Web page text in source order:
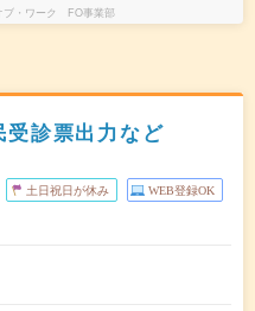
ブ・ワーク FO事業部
診票出力など
土日祝日が休み WEB登録OK